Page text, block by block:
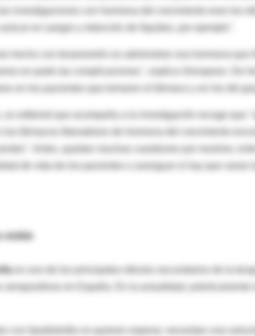
investigaciones con hormona del crecimiento eran los
azúcar en sangre y retención de líquidos, por ejemplo".
en los pacientes que tomaron el fármaco y en los del
un editorial que acompaña a la investigación recoge que
los fármacos liberadores de hormona del crecimiento
Antes, quedan muchas cuestiones por resolver,
de vida de los pacientes o averiguar si hay que variar
visible
es uno de los principales efectos secundarios de la
seropositivos en España. En la actualidad, prácticamente
con lipodistrofia no quieren esperar, necesitan una